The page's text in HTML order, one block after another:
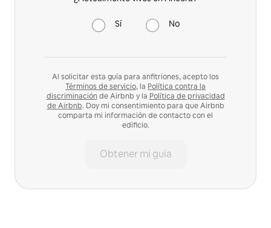
Sí No
Al solicitar esta guía para anfitriones, acepto los
Términos de servicio, la Política contra la
discriminación de Airbnb y la Política de privacidad
de Airbnb. Doy mi consentimiento para que Airbnb
comparta mi información de contacto con el
edificio.
Obtener mi guía